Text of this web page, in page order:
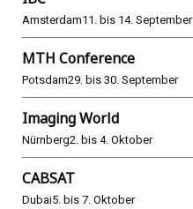
Amsterdam11. bis 14. September
MTH Conference
Potsdam29. bis 30. September
Imaging World
Nürnberg2. bis 4. Oktober
CABSAT
Dubai5. bis 7. Oktober